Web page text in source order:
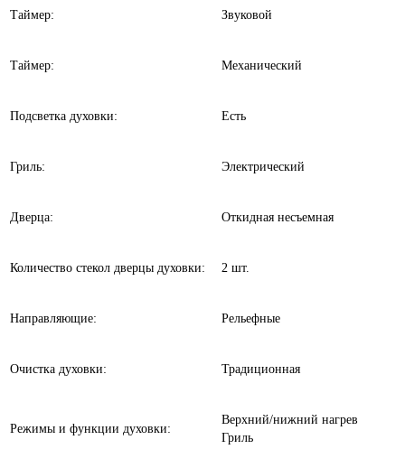
Таймер: Звуковой
Таймер: Механический
Подсветка духовки: Есть
Гриль: Электрический
Дверца: Откидная несъемная
Количество стекол дверцы духовки: 2 шт.
Направляющие: Рельефные
Очистка духовки: Традиционная
Режимы и функции духовки:
Верхний/нижний нагрев
Гриль